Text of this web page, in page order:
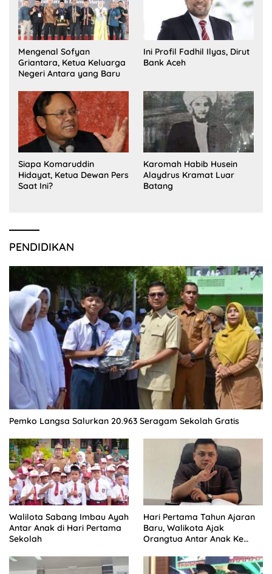
Mengenal Sofyan
Griantara, Ketua Keluarga
Negeri Antara yang Baru
Ini Profil Fadhil Ilyas, Dirut
Bank Aceh
Siapa Komaruddin
Hidayat, Ketua Dewan Pers
Saat Ini?
Karomah Habib Husein
Alaydrus Kramat Luar
Batang
PENDIDIKAN
Pemko Langsa Salurkan 20.963 Seragam Sekolah Gratis
Walilota Sabang Imbau Ayah
Antar Anak di Hari Pertama
Sekolah
Hari Pertama Tahun Ajaran
Baru, Walikota Ajak
Orangtua Antar Anak Ke